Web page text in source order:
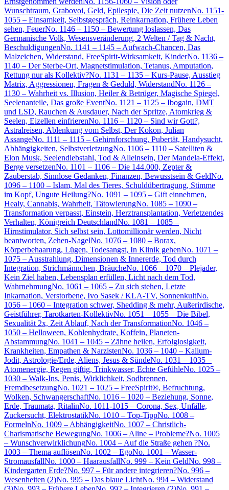
Wunschtraum, Grabovoi, Geld, Epilespie, Die Zeit nutzenNo. 1151-
1055 – Einsamkeit, Selbstgespräch, Reinkarnation, Frühere Leben
sehen, FeuerNo. 1146 – 1150 – Bewertung loslassen, Das
Germanische Volk, Wesensveränderung, 2 Welten / Tag & Nacht,
BeschuldigungenNo. 1141 – 1145 – Aufwach-Chancen, Das
Malzeichen, Widerstand, FreeSpirit-Wirksamkeit, KinderNo. 1136 –
1140 – Der Sterbe-Ort, Magnetstimulation, Tetanus, Amputation,
Rettung nur als Kollektiv?No. 1131 – 1135 – Kurs-Pause, Ausstieg
Matrix, Aggressionen, Fragen & Geduld, WiderstandNo. 1126 –
1130 – Wahrheit vs. Illusion, Heiler & Betrüger, Magische Spiegel,
Seelenanteile, Das große EventNo. 1121 – 1125 – Ibogain, DMT
und LSD, Rauchen & Ausdauer, Nach der Spritze, Atomkrieg &
Seelen, Eizellen einfrierenNo. 1116 – 1120 – Sind wir Gott?,
Astralreisen, Ablenkung vom Selbst, Der Kokon, Julian
AssangeNo. 1111 – 1115 – Gehirnforschung, Pubertät, Handysucht,
Abhängigkeiten, SelbstverletzungNo. 1106 – 1110 – Satelliten &
Elon Musk, Seelendiebstahl, Tod & Alleinsein, Der Mandela-Effekt,
Berge versetzenNo. 1101 – 1106 – Die 144.000, Zepter &
Zauberstab, Sinnlose Gedanken, Finanzen, Bewusstsein & GeldNo.
1096 – 1100 – Islam, Mal des Tieres, Schuldübertragung, Stimme
im Kopf, Ungute Heilung?No. 1091 – 1095 – Gift einnehmen,
Healy, Cannabis, Wahrheit, TätowierungNo. 1085 – 1090 –
Transformation verpasst, Einstein, Herztransplantation, Verletzendes
Verhalten, Königreich DeutschlandNo. 1081 – 1085 –
Hirnstimulator, Sich selbst sein, Lottomillionär werden, Nicht
beantworten, Zehen-NagelNo. 1076 – 1080 – Borax,
Körperbehaarung, Lügen, Todesangst, In Klinik gehenNo. 1071 –
1075 – Ausstrahlung, Dimensionen & Innererde, Tod durch
Integration, Strichmännchen, BräucheNo. 1066 – 1070 – Plejader,
Kein Ziel haben, Lebensplan erfüllen, Licht nach dem Tod,
WahrnehmungNo. 1061 – 1065 – Zu sich stehen, Letzte
Inkarnation, Verstorbene, Ivo Sasek / KLA-TV, SonnenkultNo.
1056 – 1060 – Integration schwer, Shedding & mehr, Außerirdische,
Geistführer, Tarotkarten-KollektivNo. 1051 – 1055 – Die Bibel,
Sexualität 2x, Zeit Ablauf, Nach der TransformationNo. 1046 –
1050 – Helloween, Kohlenhydrate, Koffein, Planeten-
AbstammungNo. 1041 – 1045 – Zähne heilen, Erfolglosigkeit,
Krankheiten, Empathen & NarzistenNo. 1036 – 1040 – Kalium-
Jodit, Astrologie/Erde, Aliens, Jesus & SündeNo. 1031 – 1035 –
Atomenergie, Regen giftig, Trinkwasser, Echte GefühleNo. 1025 –
1030 – Walk-Ins, Penis, Wirklichkeit, Sodbrennen,
FremdbesetzungNo. 1021 – 1025 – FreeSpirit®, Befruchtung,
Wolken, SchwangerschaftNo. 1016 – 1020 – Beziehung, Sonne,
Erde, Traumata, RitalinNo. 1011-1015 – Corona, Sex, Unfälle,
Zuckersucht, ElektrostatikNo. 1010 – Top-TippNo. 1008 –
FormelnNo. 1009 – AbhängigkeitNo. 1007 – Christlich-
Charismatische BewegungNo. 1006 – Aline – Probleme?No. 1005
– WunschverwirklichungNo. 1004 – Auf die Straße gehen ?No.
1003 – Thema auflösenNo. 1002 – EgoNo. 1001 – Wasser-
StromausfallNo. 1000 – HaarausfallNo. 999 – Kein GeldNo. 998 –
Kindergarten Erde?No. 997 – Für andere integrieren?No. 996 –
Wesenheiten (2)No. 995 – Das blaue LichtNo. 994 – Widerstand